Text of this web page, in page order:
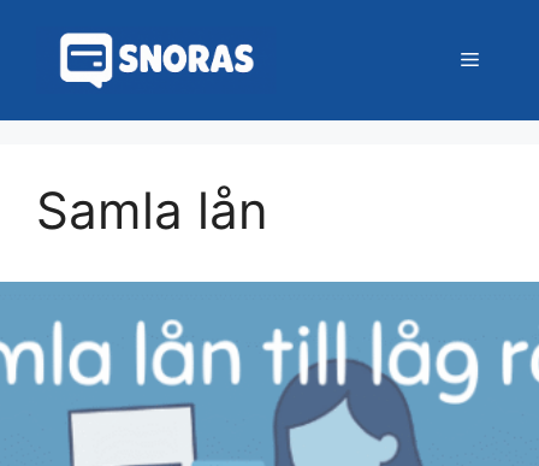
innehåll
Meny
Samla lån